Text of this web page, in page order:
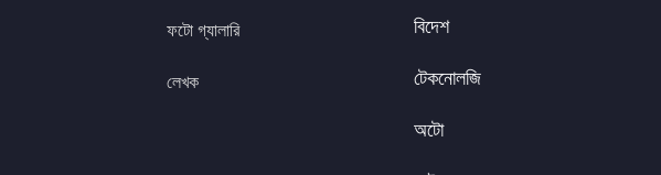
ফটো গ্যালারি
লেখক
বিদেশ
টেকনোলজি
অটো